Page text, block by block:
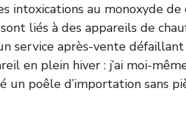
intoxications au monoxyde de
liés à des appareils de
service après-vente
en plein hiver : j’ai moi-
un poêle d’importation sans